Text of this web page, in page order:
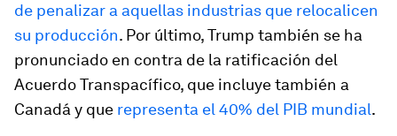
de penalizar a aquellas industrias que relocalicen
su producción. Por último, Trump también se ha
pronunciado en contra de la ratificación del
Acuerdo Transpacífico, que incluye también a
Canadá y que representa el 40% del PIB mundial.